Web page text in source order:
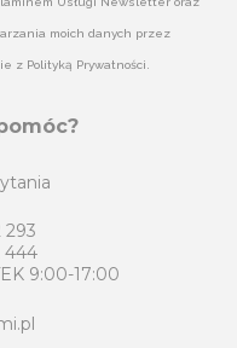
moich danych przez
z Polityką Prywatności.
293
444
9:00-17:00